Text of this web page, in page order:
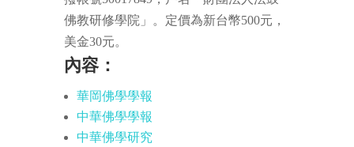
佛教研修學院」。定價為新台幣500元，
美金30元。
內容：
華岡佛學學報
中華佛學學報
中華佛學研究